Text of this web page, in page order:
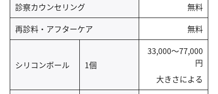
診察カウンセリング
無料
再診料・アフターケア
無料
シリコンボール 1個
33,000～77,000
円
大きさによる